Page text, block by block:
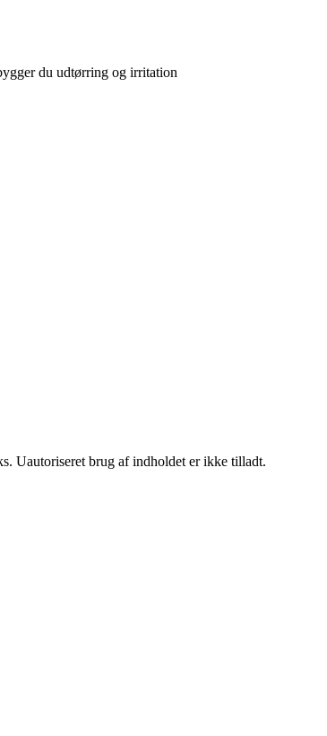
du udtørring og irritation
Uautoriseret brug af indholdet er ikke tilladt.